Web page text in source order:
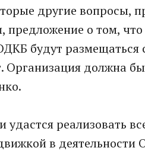
другие вопросы,
предложение о том,
будут размещаться
должна
удастся реализовать
в деятельности